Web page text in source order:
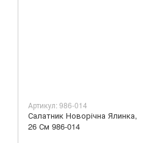
Артикул: 986-014
Салатник Новорічна Ялинка,
26 См 986-014